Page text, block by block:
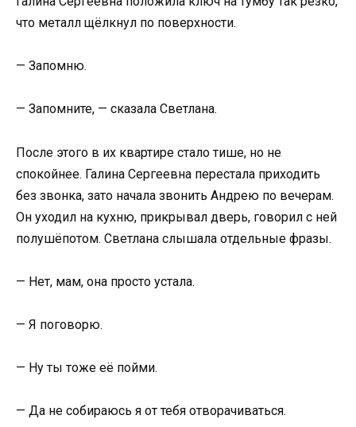
что металл щёлкнул по поверхности.
— Запомню.
— Запомните, — сказала Светлана.
После этого в их квартире стало тише, но не
спокойнее. Галина Сергеевна перестала приходить
без звонка, зато начала звонить Андрею по вечерам.
Он уходил на кухню, прикрывал дверь, говорил с ней
полушёпотом. Светлана слышала отдельные фразы.
— Нет, мам, она просто устала.
— Я поговорю.
— Ну ты тоже её пойми.
— Да не собираюсь я от тебя отворачиваться.